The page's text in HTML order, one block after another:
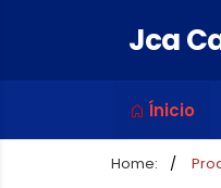
Jca
Ínicio
Home: